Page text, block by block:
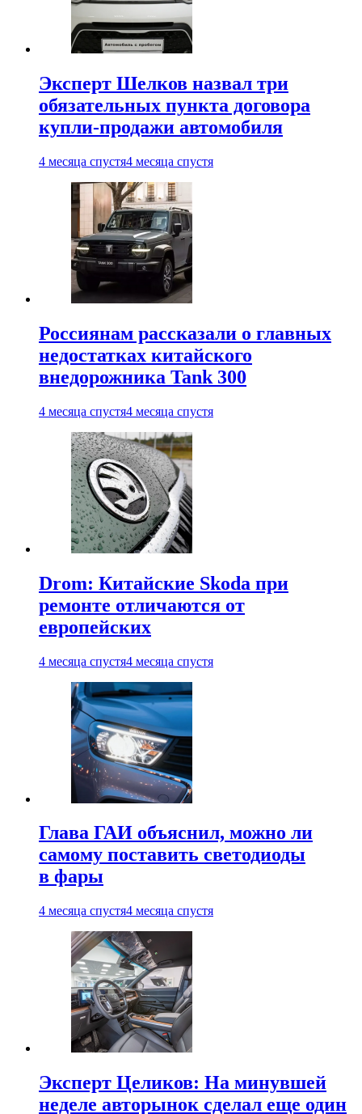
Эксперт Шелков назвал три
обязательных пункта договора
купли-продажи автомобиля
4 месяца спустя4 месяца спустя
Россиянам рассказали о главных
недостатках китайского
внедорожника Tank 300
4 месяца спустя4 месяца спустя
Drom: Китайские Skoda при
ремонте отличаются от
европейских
4 месяца спустя4 месяца спустя
Глава ГАИ объяснил, можно ли
самому поставить светодиоды
в фары
4 месяца спустя4 месяца спустя
Эксперт Целиков: На минувшей
неделе авторынок сделал еще один